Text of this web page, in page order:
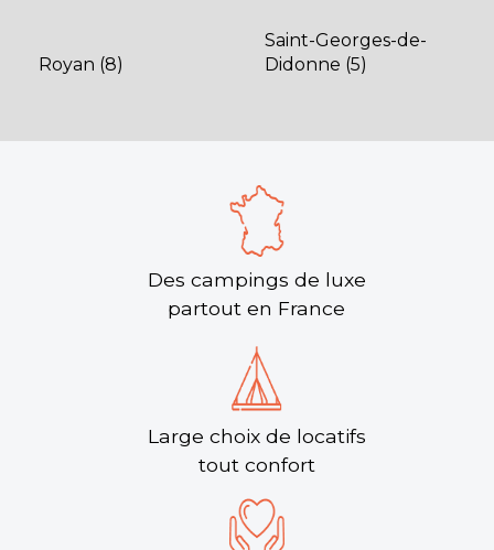
Royan (8)
Saint-Georges-de-
Didonne (5)
Des campings de luxe
partout en France
Large choix de locatifs
tout confort